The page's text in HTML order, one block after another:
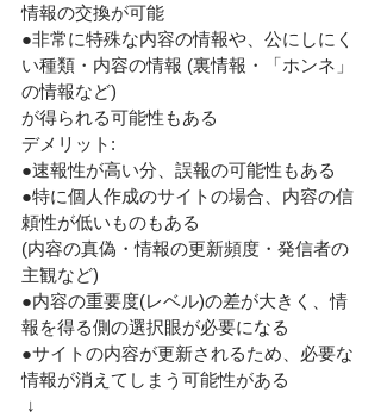
情報の交換が可能
●非常に特殊な内容の情報や、公にしにく
い種類・内容の情報 (裏情報・「ホンネ」
の情報など)
が得られる可能性もある
デメリット:
●速報性が高い分、誤報の可能性もある
●特に個人作成のサイトの場合、内容の信
頼性が低いものもある
(内容の真偽・情報の更新頻度・発信者の
主観など)
●内容の重要度(レベル)の差が大きく、情
報を得る側の選択眼が必要になる
●サイトの内容が更新されるため、必要な
情報が消えてしまう可能性がある
↓